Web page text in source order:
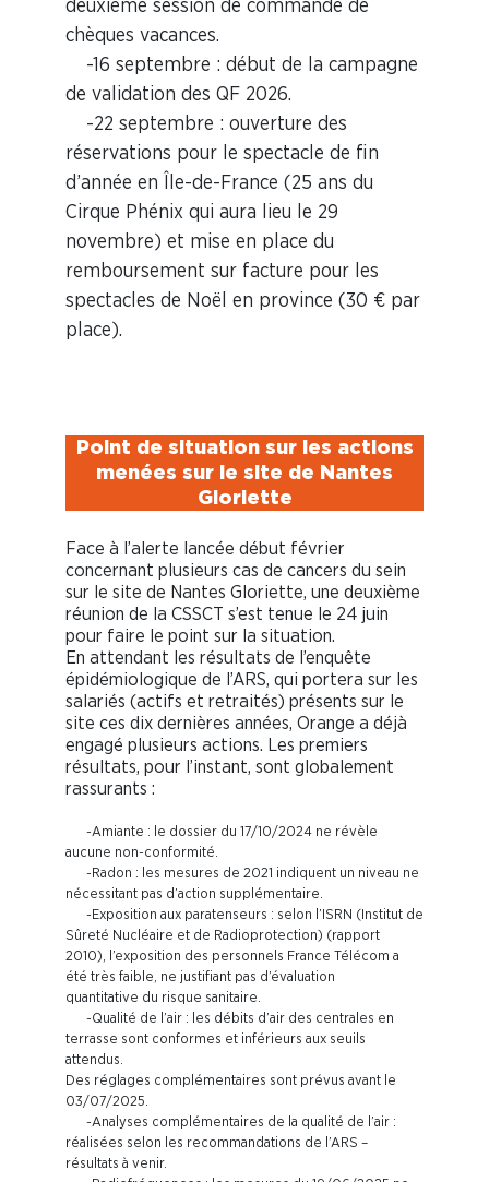
deuxième session de commande de
chèques vacances.
-16 septembre : début de la campagne
de validation des QF 2026.
-22 septembre : ouverture des
réservations pour le spectacle de fin
d’année en Île-de-France (25 ans du
Cirque Phénix qui aura lieu le 29
novembre) et mise en place du
remboursement sur facture pour les
spectacles de Noël en province (30 € par
place).
Point de situation sur les actions
menées sur le site de Nantes
Gloriette
Face à l’alerte lancée début février
concernant plusieurs cas de cancers du sein
sur le site de Nantes Gloriette, une deuxième
réunion de la CSSCT s’est tenue le 24 juin
pour faire le point sur la situation.
En attendant les résultats de l’enquête
épidémiologique de l’ARS, qui portera sur les
salariés (actifs et retraités) présents sur le
site ces dix dernières années, Orange a déjà
engagé plusieurs actions. Les premiers
résultats, pour l’instant, sont globalement
rassurants :
-Amiante : le dossier du 17/10/2024 ne révèle
aucune non-conformité.
-Radon : les mesures de 2021 indiquent un niveau ne
nécessitant pas d’action supplémentaire.
-Exposition aux paratenseurs : selon l’ISRN (Institut de
Sûreté Nucléaire et de Radioprotection) (rapport
2010), l’exposition des personnels France Télécom a
été très faible, ne justifiant pas d’évaluation
quantitative du risque sanitaire.
-Qualité de l’air : les débits d’air des centrales en
terrasse sont conformes et inférieurs aux seuils
attendus.
Des réglages complémentaires sont prévus avant le
03/07/2025.
-Analyses complémentaires de la qualité de l’air :
réalisées selon les recommandations de l’ARS –
résultats à venir.